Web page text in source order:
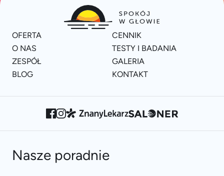
OFERTA
CENNIK
O NAS
TESTY I BADANIA
ZESPÓŁ
GALERIA
BLOG
KONTAKT
Nasze poradnie